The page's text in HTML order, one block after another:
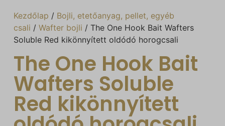
Kezdőlap / Bojli, etetőanyag, pellet, egyéb
csali / Wafter bojli / The One Hook Bait Wafters
Soluble Red kikönnyített oldódó horogcsali
The One Hook Bait
Wafters Soluble
Red kikönnyített